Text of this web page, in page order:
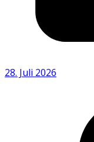
28. Juli 2026